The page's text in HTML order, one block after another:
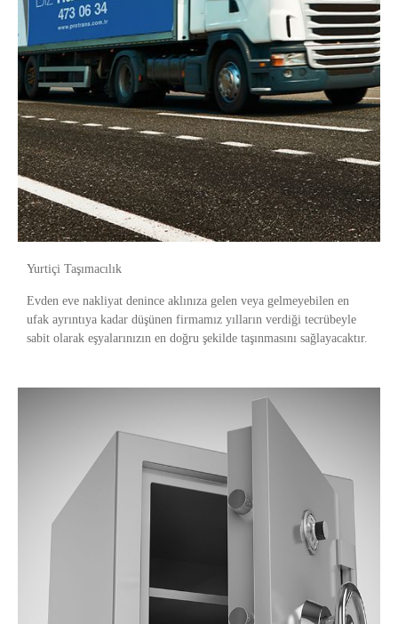
Yurtiçi Taşımacılık
Evden eve nakliyat denince aklınıza gelen veya gelmeyebilen en
ufak ayrıntıya kadar düşünen firmamız yılların verdiği tecrübeyle
sabit olarak eşyalarınızın en doğru şekilde taşınmasını sağlayacaktır.